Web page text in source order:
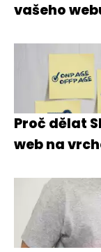
vašeho
Proč dělat
web na